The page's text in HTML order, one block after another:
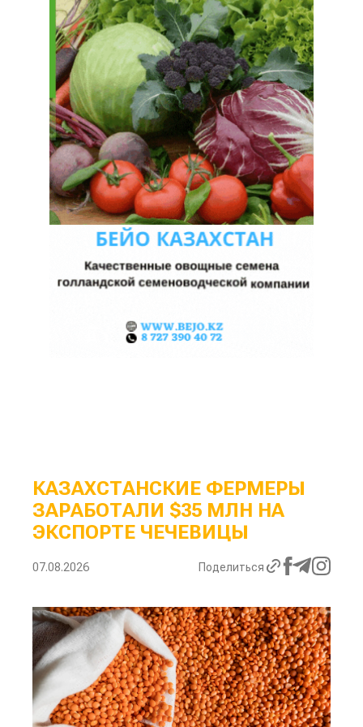
КАЗАХСТАНСКИЕ ФЕРМЕРЫ
ЗАРАБОТАЛИ $35 МЛН НА
ЭКСПОРТЕ ЧЕЧЕВИЦЫ
07.08.2026 Поделиться